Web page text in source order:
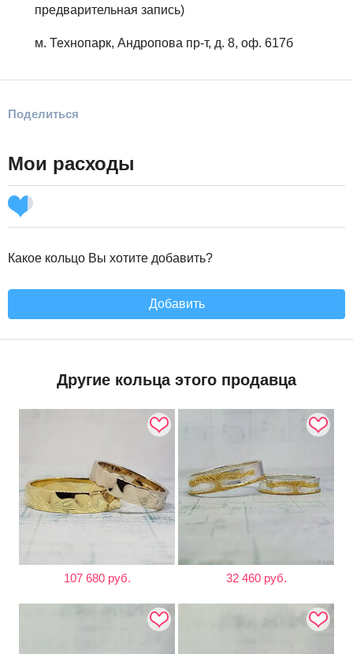
предварительная запись)
м. Технопарк, Андропова пр-т, д. 8, оф. 617б
Поделиться
Мои расходы
Какое кольцо Вы хотите добавить?
Добавить
Другие кольца этого продавца
107 680 руб. 32 460 руб.